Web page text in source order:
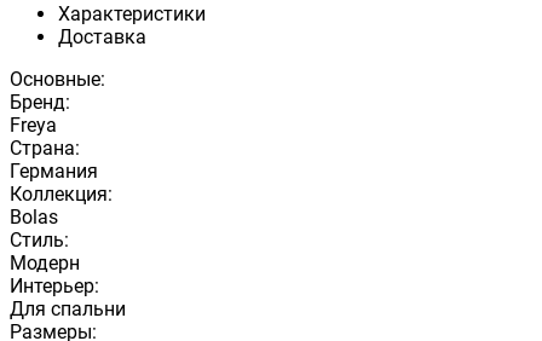
Характеристики
Доставка
Основные:
Бренд:
Freya
Страна:
Германия
Коллекция:
Bolas
Стиль:
Модерн
Интерьер:
Для спальни
Размеры: